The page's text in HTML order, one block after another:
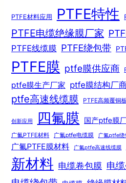
PTFE材料应用 PTFE特性
PTFE电缆绝缘膜厂家
PTFE线缆膜 PTFE绕包带
PTFE膜 ptfe膜供应商
ptfe膜生产厂家 ptfe膜结构厂
ptfe高速线缆膜 PTFE高频覆铜板
创新应用 四氟膜 国产ptfe膜
广氟PTFE材料 广氟ptfe电缆膜 广氟ptfe绕
广氟PTFE膜材料 广氟ptfe高速线缆膜
新材料 电缆卷包膜 电